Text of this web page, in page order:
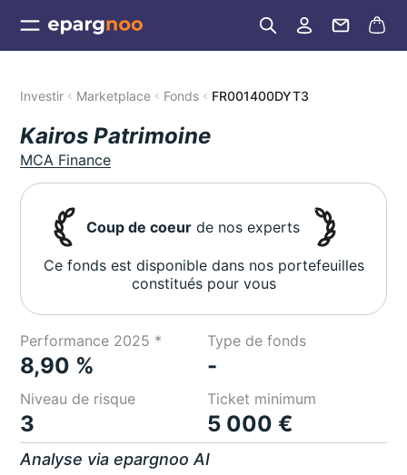
Investir Marketplace Fonds FR001400DYT3
Kairos Patrimoine
MCA Finance
Coup de coeur de nos experts
Ce fonds est disponible dans nos portefeuilles
constitués pour vous
Performance 2025 *
8,90 %
Type de fonds
-
Niveau de risque
3
Ticket minimum
5 000 €
Analyse via epargnoo AI